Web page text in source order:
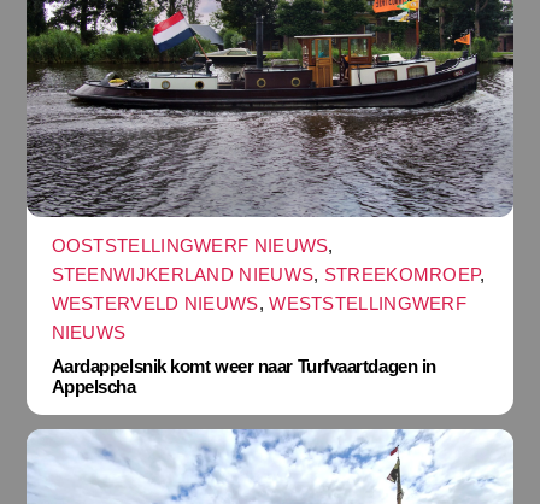
OOSTSTELLINGWERF NIEUWS,
STEENWIJKERLAND NIEUWS, STREEKOMROEP,
WESTERVELD NIEUWS,WESTSTELLINGWERF
NIEUWS
Aardappelsnik komt weer naar Turfvaartdagen in
Appelscha